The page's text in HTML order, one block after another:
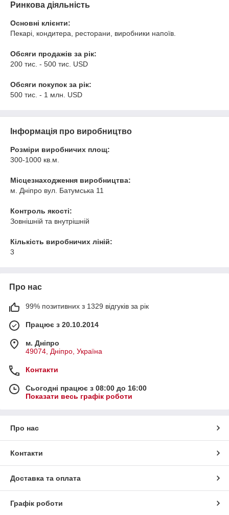
Ринкова діяльність
Основні клієнти:
Пекарі, кондитера, ресторани, виробники напоїв.
Обсяги продажів за рік:
200 тис. - 500 тис. USD
Обсяги покупок за рік:
500 тис. - 1 млн. USD
Інформація про виробництво
Розміри виробничих площ:
300-1000 кв.м.
Місцезнаходження виробництва:
м. Дніпро вул. Батумська 11
Контроль якості:
Зовнішній та внутрішній
Кількість виробничих ліній:
3
Про нас
99% позитивних з 1329 відгуків за рік
Працює з 20.10.2014
м. Дніпро
49074, Дніпро, Україна
Контакти
Сьогодні працює з 08:00 до 16:00
Показати весь графік роботи
Про нас
Контакти
Доставка та оплата
Графік роботи